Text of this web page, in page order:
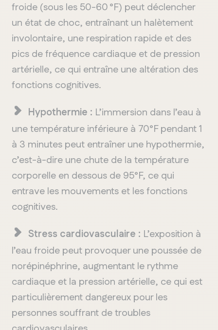
froide (sous les 50-60°F) peut déclencher
un état de choc, entraînant un halètement
involontaire, une respiration rapide et des
pics defréquence cardiaque et de pression
artérielle, ce qui entraîne une altération des
fonctions cognitives.
Hypothermie : L’immersion dans l’eau à
unetempérature inférieure à 70°F pendant1
à 3 minutes peut entraîner une hypothermie,
c’est-à-dire une chute de la température
corporelle en dessous de 95°F, ce qui
entrave les mouvements et lesfonctions
cognitives.
Stress cardiovasculaire : L’exposition à
l’eau froide peut provoquer une poussée de
norépinéphrine, augmentant le rythme
cardiaque et la pression artérielle, ce qui est
particulièrement dangereux pour les
personnes souffrant de troubles